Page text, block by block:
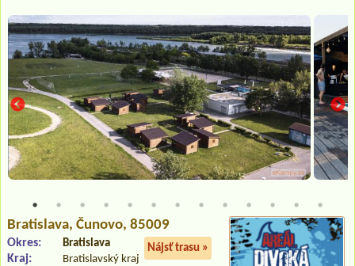
Bratislava, Čunovo, 85009
Nájsť trasu »
Okres: Bratislava
Kraj: Bratislavský kraj